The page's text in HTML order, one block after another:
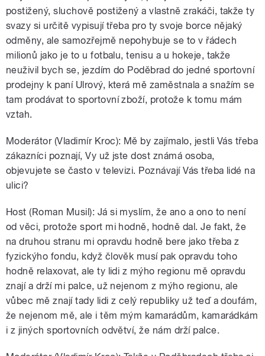
postižený, sluchově postižený a vlastně zrakáči, takže ty
svazy si určitě vypisují třeba pro ty svoje borce nějaký
odměny, ale samozřejmě nepohybuje se to v řádech
milionů jako je to u fotbalu, tenisu a u hokeje, takže
neuživil bych se, jezdím do Poděbrad do jedné sportovní
prodejny k paní Ulrový, která mě zaměstnala a snažím se
tam prodávat to sportovní zboží, protože k tomu mám
vztah.
Moderátor (Vladimír Kroc): Mě by zajímalo, jestli Vás třeba
zákazníci poznají, Vy už jste dost známá osoba,
objevujete se často v televizi. Poznávají Vás třeba lidé na
ulici?
Host (Roman Musil): Já si myslím, že ano a ono to není
od věci, protože sport mi hodně, hodně dal. Je fakt, že
na druhou stranu mi opravdu hodně bere jako třeba z
fyzickýho fondu, když člověk musí pak opravdu toho
hodně relaxovat, ale ty lidi z mýho regionu mě opravdu
znají a drží mi palce, už nejenom z mýho regionu, ale
vůbec mě znají tady lidi z celý republiky už teď a doufám,
že nejenom mě, ale i těm mým kamarádům, kamarádkám
i z jiných sportovních odvětví, že nám drží palce.